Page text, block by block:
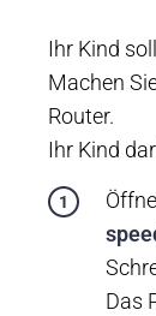
Ihr Kind
Machen
Router.
Ihr Kind
Das